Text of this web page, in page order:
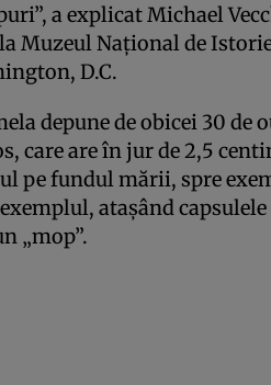
a explicat Michael
Muzeul Național de
D.C.
depune de obicei 30 de
care are în jur de 2,5
pe fundul mării, spre
atașând
„mop”.